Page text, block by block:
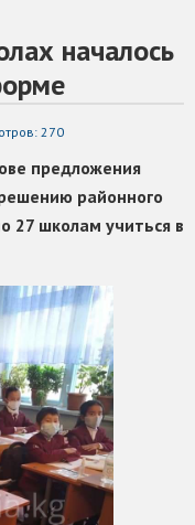
началось
270
предложения
районного
27 школам учиться в